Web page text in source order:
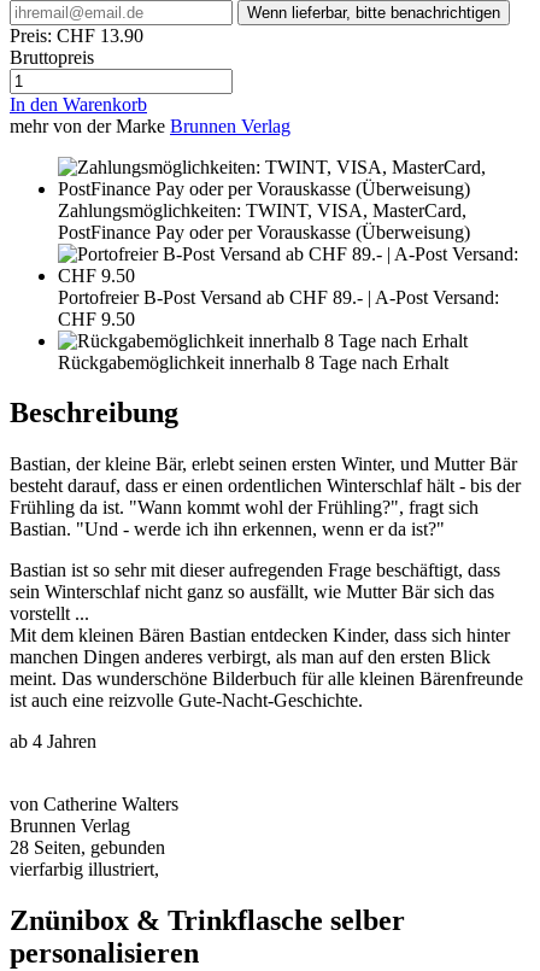
Wenn lieferbar, bitte benachrichtigen
Preis: CHF 13.90
Bruttopreis
In den Warenkorb
mehr von der Marke Brunnen Verlag
Zahlungsmöglichkeiten: TWINT, VISA, MasterCard,
PostFinance Pay oder per Vorauskasse (Überweisung)
Portofreier B-Post Versand ab CHF 89.- | A-Post Versand:
CHF 9.50
Rückgabemöglichkeit innerhalb 8 Tage nach Erhalt
Beschreibung
Bastian, der kleine Bär, erlebt seinen ersten Winter, und Mutter Bär
besteht darauf, dass er einen ordentlichen Winterschlaf hält - bis der
Frühling da ist. "Wann kommt wohl der Frühling?", fragt sich
Bastian. "Und - werde ich ihn erkennen, wenn er da ist?"
Bastian ist so sehr mit dieser aufregenden Frage beschäftigt, dass
sein Winterschlaf nicht ganz so ausfällt, wie Mutter Bär sich das
vorstellt ...
Mit dem kleinen Bären Bastian entdecken Kinder, dass sich hinter
manchen Dingen anderes verbirgt, als man auf den ersten Blick
meint. Das wunderschöne Bilderbuch für alle kleinen Bärenfreunde
ist auch eine reizvolle Gute-Nacht-Geschichte.
ab 4 Jahren
von Catherine Walters
Brunnen Verlag
28 Seiten, gebunden
vierfarbig illustriert,
Znünibox & Trinkflasche selber
personalisieren